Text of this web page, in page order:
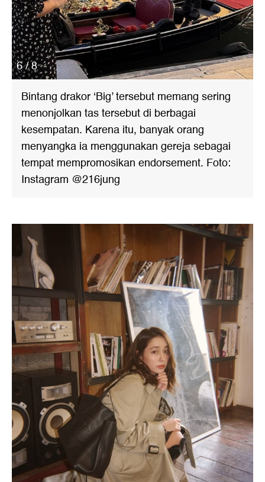
6 / 8
Bintang drakor ‘Big’ tersebut memang sering
menonjolkan tas tersebut di berbagai
kesempatan. Karena itu, banyak orang
menyangka ia menggunakan gereja sebagai
tempat mempromosikan endorsement. Foto:
Instagram @216jung